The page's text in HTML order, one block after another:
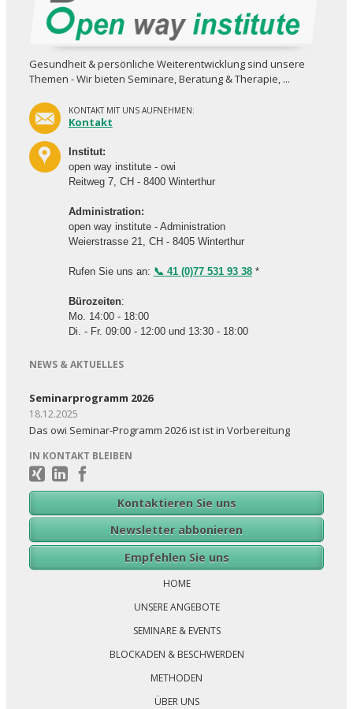
Gesundheit & persönliche Weiterent­wicklung sind unsere
Themen - Wir bieten Seminare, Beratung & Therapie, ...
KONTAKT MIT UNS AUFNEHMEN:
Kontakt
Institut:
open way institute - owi
Reitweg 7, CH - 8400 Winterthur
Administration:
open way institute - Administration
Weierstrasse 21, CH - 8405 Winterthur
Rufen Sie uns an: 📞 41 (0)77 531 93 38*
Bürozeiten:
Mo. 14:00 - 18:00
Di. - Fr. 09:00 - 12:00 und 13:30 - 18:00
NEWS & AKTUELLES
Seminarprogramm 2026
18.12.2025
Das owi Seminar-Programm 2026 ist ist in Vorbereitung
IN KONTAKT BLEIBEN
Kontaktieren Sie uns
Newsletter abbonieren
Empfehlen Sie uns
Navigation
überspringen
HOME
UNSERE ANGEBOTE
SEMINARE & EVENTS
BLOCKADEN & BESCHWERDEN
METHODEN
ÜBER UNS